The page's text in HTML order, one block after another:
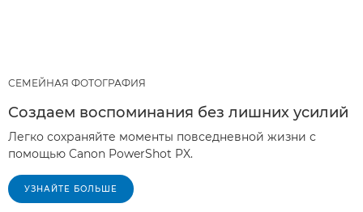
СЕМЕЙНАЯ ФОТОГРАФИЯ
Создаем воспоминания без лишних усилий
Легко сохраняйте моменты повседневной жизни с
помощью Canon PowerShot PX.
УЗНАЙТЕ БОЛЬШЕ